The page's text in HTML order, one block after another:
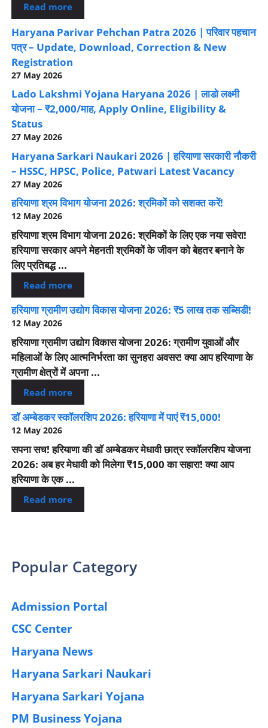
Read more
Haryana Parivar Pehchan Patra 2026 | परिवार पहचान
पत्र – Update, Download, Correction & New
Registration
27 May 2026
Lado Lakshmi Yojana Haryana 2026 | लाडो लक्ष्मी
योजना – ₹2,000/माह, Apply Online, Eligibility &
Status
27 May 2026
Haryana Sarkari Naukari 2026 | हरियाणा सरकारी नौकरी
– HSSC, HPSC, Police, Patwari Latest Vacancy
27 May 2026
हरियाणा श्रम विभाग योजना 2026: श्रमिकों को सशक्त करें!
12 May 2026
हरियाणा श्रम विभाग योजना 2026: श्रमिकों के लिए एक नया सवेरा!
हरियाणा सरकार अपने मेहनती श्रमिकों के जीवन को बेहतर बनाने के
लिए प्रतिबद्ध ...
Read more
हरियाणा ग्रामीण उद्योग विकास योजना 2026: ₹5 लाख तक सब्सिडी!
12 May 2026
हरियाणा ग्रामीण उद्योग विकास योजना 2026: ग्रामीण युवाओं और
महिलाओं के लिए आत्मनिर्भरता का सुनहरा अवसर! क्या आप हरियाणा के
ग्रामीण क्षेत्रों में अपना ...
Read more
डॉ अम्बेडकर स्कॉलरशिप 2026: हरियाणा में पाएं ₹15,000!
12 May 2026
सपना सच! हरियाणा की डॉ अम्बेडकर मेधावी छात्र स्कॉलरशिप योजना
2026: अब हर मेधावी को मिलेगा ₹15,000 का सहारा! क्या आप
हरियाणा के एक ...
Read more
Popular Category
Admission Portal
CSC Center
Haryana News
Haryana Sarkari Naukari
Haryana Sarkari Yojana
PM Business Yojana